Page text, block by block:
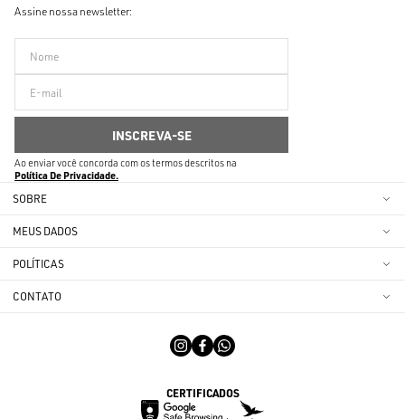
Assine nossa newsletter:
Ao enviar você concorda com os termos descritos na
Política De Privacidade
SOBRE
MEUS DADOS
POLÍTICAS
CONTATO
CERTIFICADOS